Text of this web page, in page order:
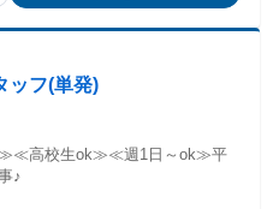
ッフ(単発)
高校生ok≫≪週1日～ok≫平
♪